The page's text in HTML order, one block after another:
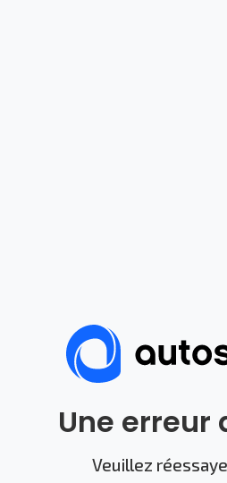
Une erreur
Veuillez